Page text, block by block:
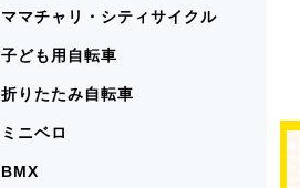
ママチャリ・シティサイクル
子ども用自転車
折りたたみ自転車
ミニベロ
BMX